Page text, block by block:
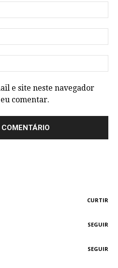
e site neste navegador
comentar.
CURTIR
SEGUIR
SEGUIR